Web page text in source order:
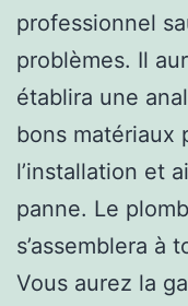
professionnel
problèmes. Il
établira une
bons matériaux
l’installation et
panne. Le
s’assemblera à
Vous aurez la